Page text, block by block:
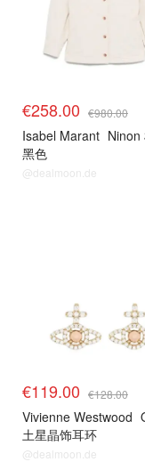
€258.00 €980.00
Isabel Marant Ninon
黑色
@dealmoon.de
€119.00 €128.00
Vivienne Westwood
土星晶饰耳环
@dealmoon.de